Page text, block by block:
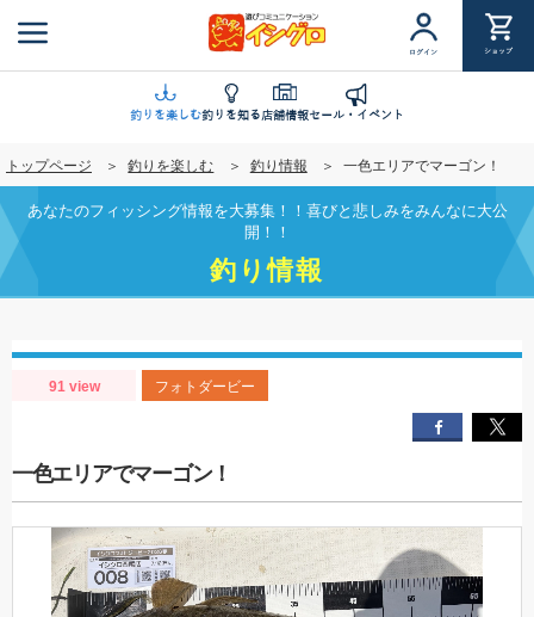
ン
に
移
動
ログイン ショップ
釣りを楽しむ釣りを知る店舗情報セール・イベント
トップページ 釣りを楽しむ 釣り情報 一色エリアでマーゴン！
あなたのフィッシング情報を大募集！！喜びと悲しみをみんなに大公
開！！
釣り情報
91 view フォトダービー
一色エリアでマーゴン！